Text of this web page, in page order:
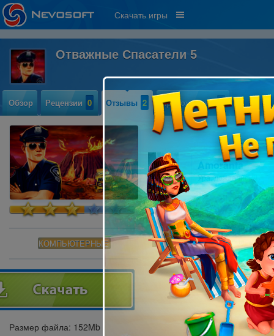
Скачать игры
Отважные Спасатели 5
Обзор Рецензии 0 Отзывы 2 Прохождение 9
КОМПЬЮТЕРНЫЕ
Размер файла: 152Mb
Amoranta
Ура, дождались!!!
Джонни Браво
Крутая серия,